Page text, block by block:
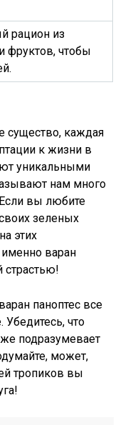
рацион из
фруктов, чтобы
существо, каждая
к жизни в
уникальными
нам много
Если вы любите
зеленых
этих
варан
страстью!
паноптес все
что
подразумевает
может,
тропиков вы